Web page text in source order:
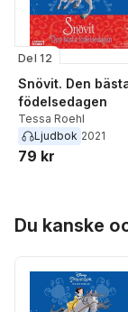
Del 12
Snövit. Den
födelsedagen
Tessa Roehl
Ljudbok 2021
79 kr
Du kanske